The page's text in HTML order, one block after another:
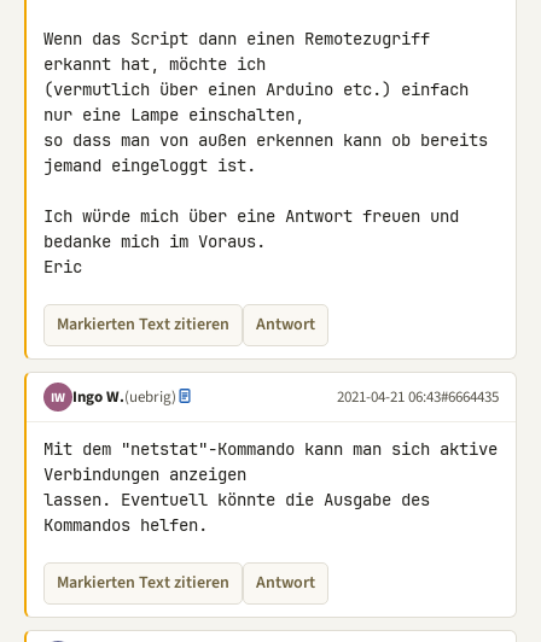
Wenn das Script dann einen Remotezugriff
erkannt hat, möchte ich
(vermutlich über einen Arduino etc.) einfach
nur eine Lampe einschalten,
so dass man von außen erkennen kann ob bereits
jemand eingeloggt ist.
Ich würde mich über eine Antwort freuen und
bedanke mich im Voraus.
Eric
Markierten Text zitieren Antwort
IW Ingo W.(uebrig) 2021-04-21 06:43#6664435
Mit dem "netstat"-Kommando kann man sich aktive
Verbindungen anzeigen
lassen. Eventuell könnte die Ausgabe des
Kommandos helfen.
Markierten Text zitieren Antwort